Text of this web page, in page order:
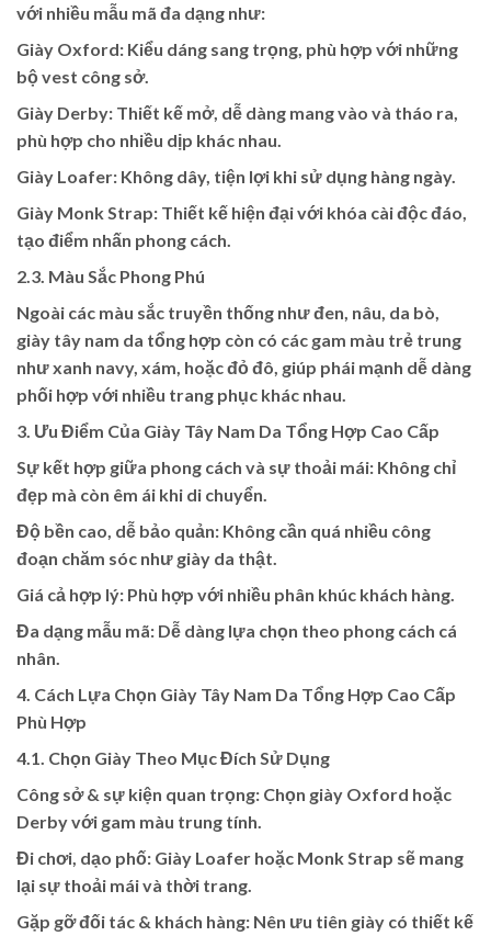
với nhiều mẫu mã đa dạng như:
Giày Oxford: Kiểu dáng sang trọng, phù hợp với những
bộ vest công sở.
Giày Derby: Thiết kế mở, dễ dàng mang vào và tháo ra,
phù hợp cho nhiều dịp khác nhau.
Giày Loafer: Không dây, tiện lợi khi sử dụng hàng ngày.
Giày Monk Strap: Thiết kế hiện đại với khóa cài độc đáo,
tạo điểm nhấn phong cách.
2.3. Màu Sắc Phong Phú
Ngoài các màu sắc truyền thống như đen, nâu, da bò,
giày tây nam da tổng hợp còn có các gam màu trẻ trung
như xanh navy, xám, hoặc đỏ đô, giúp phái mạnh dễ dàng
phối hợp với nhiều trang phục khác nhau.
3. Ưu Điểm Của Giày Tây Nam Da Tổng Hợp Cao Cấp
Sự kết hợp giữa phong cách và sự thoải mái: Không chỉ
đẹp mà còn êm ái khi di chuyển.
Độ bền cao, dễ bảo quản: Không cần quá nhiều công
đoạn chăm sóc như giày da thật.
Giá cả hợp lý: Phù hợp với nhiều phân khúc khách hàng.
Đa dạng mẫu mã: Dễ dàng lựa chọn theo phong cách cá
nhân.
4. Cách Lựa Chọn Giày Tây Nam Da Tổng Hợp Cao Cấp
Phù Hợp
4.1. Chọn Giày Theo Mục Đích Sử Dụng
Công sở & sự kiện quan trọng: Chọn giày Oxford hoặc
Derby với gam màu trung tính.
Đi chơi, dạo phố: Giày Loafer hoặc Monk Strap sẽ mang
lại sự thoải mái và thời trang.
Gặp gỡ đối tác & khách hàng: Nên ưu tiên giày có thiết kế